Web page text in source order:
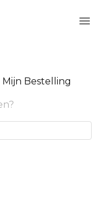
Mijn Bestelling